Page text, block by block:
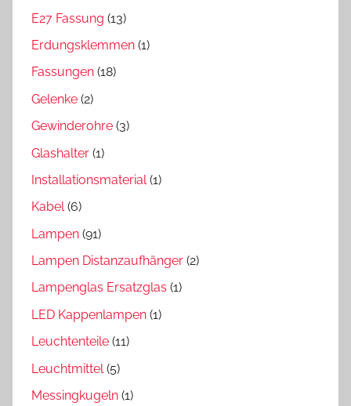
E27 Fassung (13)
Erdungsklemmen (1)
Fassungen (18)
Gelenke (2)
Gewinderohre (3)
Glashalter (1)
Installationsmaterial(1)
Kabel(6)
Lampen (91)
Lampen Distanzaufhänger (2)
Lampenglas Ersatzglas (1)
LED Kappenlampen (1)
Leuchtenteile (11)
Leuchtmittel (5)
Messingkugeln (1)